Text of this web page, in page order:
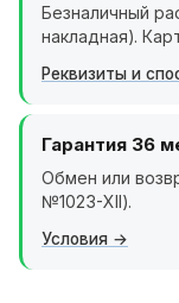
Безналичный
накладная).
Реквизиты и
Гарантия 36
Обмен или
№1023-XII).
Условия